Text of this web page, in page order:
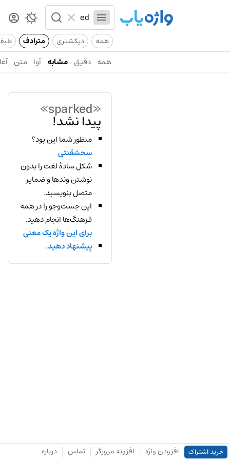
همه دیکشنری مترادف
همه دقیق مشابه آوا متن
«sparked»
پیدا نشد!
منظور شما این بود؟
سحشقنثی
شکل سادهٔ لغت را بدون
نوشتن وندها و ضمایر
متصل بنویسید.
این جست‌وجو را در همه
فرهنگ‌ها انجام دهید.
برای این واژه یک معنی
پیشنهاد دهید.
خرید اشتراک افزودن واژه افزونه مرورگر تماس درباره